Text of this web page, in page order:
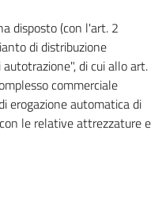
disposto (con l'art. 2
di distribuzione
di cui allo art.
commerciale
erogazione automatica di
le relative attrezzature e